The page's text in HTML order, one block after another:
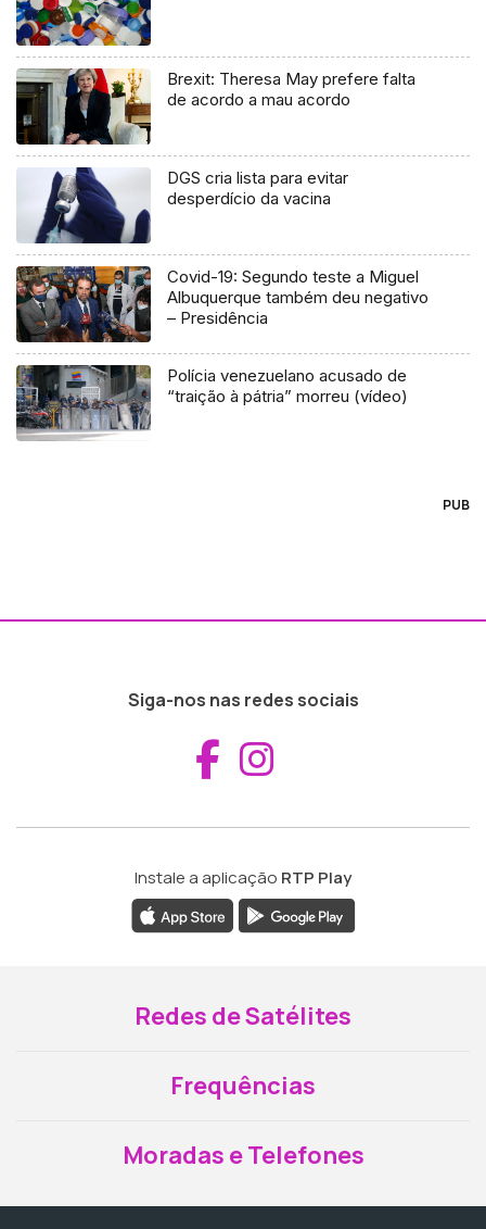
Brexit: Theresa May prefere falta
de acordo a mau acordo
DGS cria lista para evitar
desperdício da vacina
Covid-19: Segundo teste a Miguel
Albuquerque também deu negativo
– Presidência
Polícia venezuelano acusado de
“traição à pátria” morreu (vídeo)
PUB
Siga-nos nas redes sociais
Aceder ao
Instale a aplicação RTP Play
Redes de Satélites
Frequências
Moradas e Telefones